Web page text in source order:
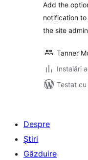
Add the
notification
the site
Tanner
Instalări
Testat
Despre
Știri
Găzduire